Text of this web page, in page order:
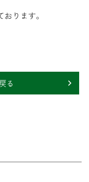
ります。
る